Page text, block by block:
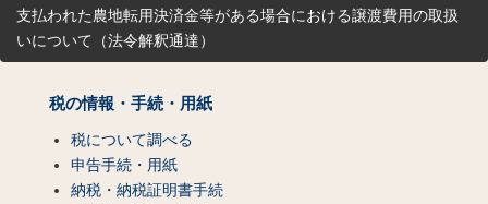
マ
ッ
プ
支払われた農地転用決済金等がある場合における譲渡費用の取扱
いについて（法令解釈通達）
税の情報・手続・用紙
税について調べる
申告手続・用紙
納税・納税証明書手続